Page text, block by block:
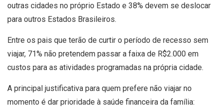
outras cidades no próprio Estado e 38% devem se deslocar
para outros Estados Brasileiros.
Entre os pais que terão de curtir o período de recesso sem
viajar, 71% não pretendem passar a faixa de R$2.000 em
custos para as atividades programadas na própria cidade.
A principal justificativa para quem prefere não viajar no
momento é dar prioridade à saúde financeira da família: